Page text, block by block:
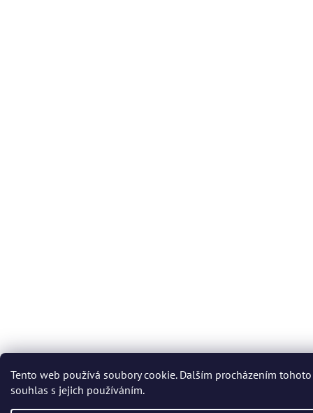
Tento web používá soubory cookie. Dalším procházením
souhlas s jejich používáním.